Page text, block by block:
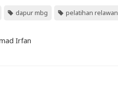
dapur mbg pelatihan relawan
Irfan